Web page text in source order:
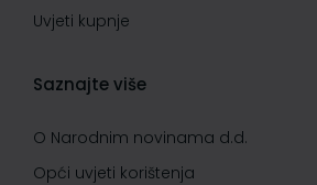
Uvjeti kupnje
Saznajte više
O Narodnim novinama d.d.
Opći uvjeti korištenja